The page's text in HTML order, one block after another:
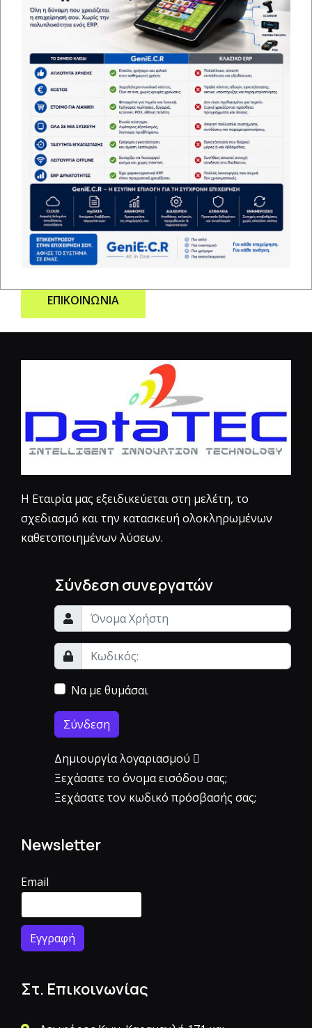
Ενδιαφέρον για συνεργασία
Θέλετε να γίνετε
αντιπρόσωποι μας
ΕΠΙΚΟΙΝΩΝΙΑ
Η Εταιρία μας εξειδικεύεται στη μελέτη, το
σχεδιασμό και την κατασκευή ολοκληρωμένων
καθετοποιημένων λύσεων.
Σύνδεση συνεργατών
Να με θυμάσαι
Σύνδεση
Δημιουργία λογαριασμού
Ξεχάσατε το όνομα εισόδου σας;
Ξεχάσατε τον κωδικό πρόσβασής σας;
Newsletter
Email
Στ. Επικοινωνίας